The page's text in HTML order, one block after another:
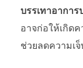
บรรเทาอาการ
อาจก่อให้เกิด
ช่วยลดความเ